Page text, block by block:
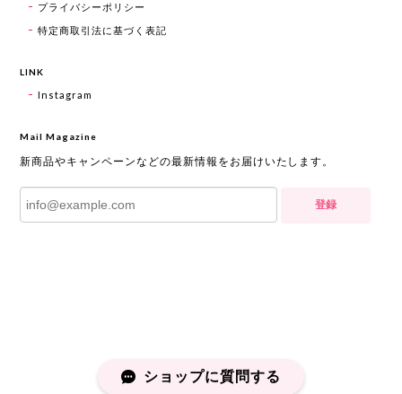
プライバシーポリシー
特定商取引法に基づく表記
LINK
Instagram
Mail Magazine
新商品やキャンペーンなどの最新情報をお届けいたします。
登録
ショップに質問する